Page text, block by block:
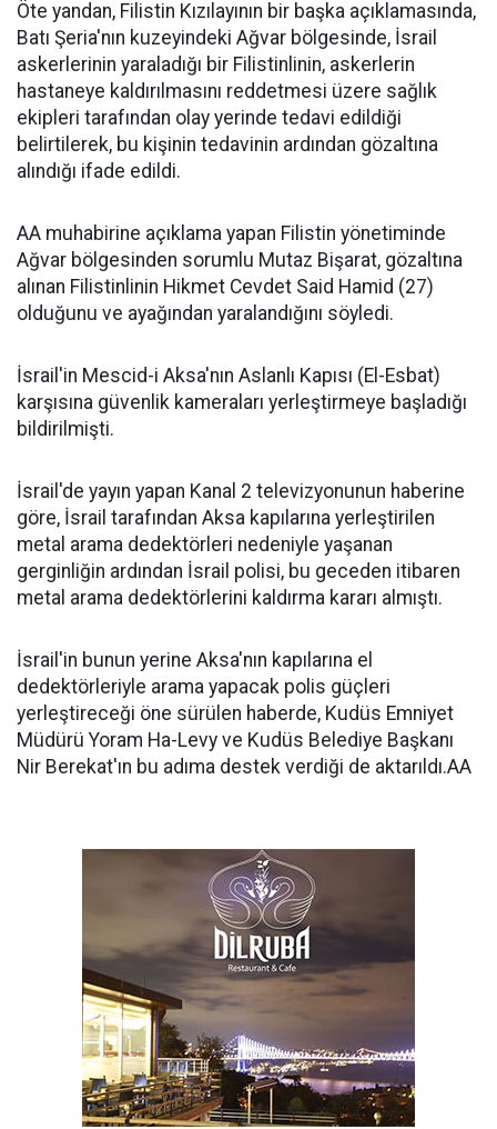
Öte yandan, Filistin Kızılayının bir başka açıklamasında,
Batı Şeria'nın kuzeyindeki Ağvar bölgesinde, İsrail
askerlerinin yaraladığı bir Filistinlinin, askerlerin
hastaneye kaldırılmasını reddetmesi üzere sağlık
ekipleri tarafından olay yerinde tedavi edildiği
belirtilerek, bu kişinin tedavinin ardından gözaltına
alındığı ifade edildi.
AA muhabirine açıklama yapan Filistin yönetiminde
Ağvar bölgesinden sorumlu Mutaz Bişarat, gözaltına
alınan Filistinlinin Hikmet Cevdet Said Hamid (27)
olduğunu ve ayağından yaralandığını söyledi.
İsrail'in Mescid-i Aksa'nın Aslanlı Kapısı (El-Esbat)
karşısına güvenlik kameraları yerleştirmeye başladığı
bildirilmişti.
İsrail'de yayın yapan Kanal 2 televizyonunun haberine
göre, İsrail tarafından Aksa kapılarına yerleştirilen
metal arama dedektörleri nedeniyle yaşanan
gerginliğin ardından İsrail polisi, bu geceden itibaren
metal arama dedektörlerini kaldırma kararı almıştı.
İsrail'in bunun yerine Aksa'nın kapılarına el
dedektörleriyle arama yapacak polis güçleri
yerleştireceği öne sürülen haberde, Kudüs Emniyet
Müdürü Yoram Ha-Levy ve Kudüs Belediye Başkanı
Nir Berekat'ın bu adıma destek verdiği de aktarıldı.AA